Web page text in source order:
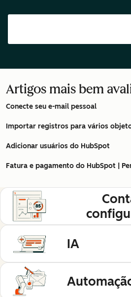
Artigos mais bem
Conecte seu e-mail pessoal
Importar registros para vários
Adicionar usuários do HubSpot
Fatura e pagamento do HubSpot |
IA